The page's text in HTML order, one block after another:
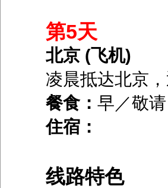
第5天
北京 (飞机)
凌晨抵达北京
餐食： 早／敬
住宿：
线路特色